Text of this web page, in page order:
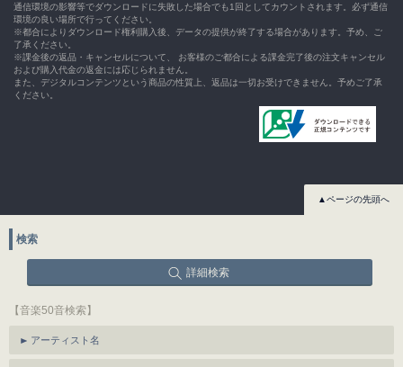
通信環境の影響等でダウンロードに失敗した場合でも1回としてカウントされます。必ず通信
環境の良い場所で行ってください。
※都合によりダウンロード権利購入後、データの提供が終了する場合があります。予め、ご
了承ください。
※課金後の返品・キャンセルについて、 お客様のご都合による課金完了後の注文キャンセル
および購入代金の返金には応じられません。
また、デジタルコンテンツという商品の性質上、返品は一切お受けできません。予めご了承
ください。
▲ページの先頭へ
検索
詳細検索
【音楽50音検索】
アーティスト名